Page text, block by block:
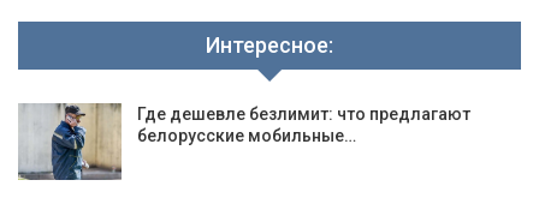
Интересное:
Где дешевле безлимит: что предлагают
белорусские мобильные…